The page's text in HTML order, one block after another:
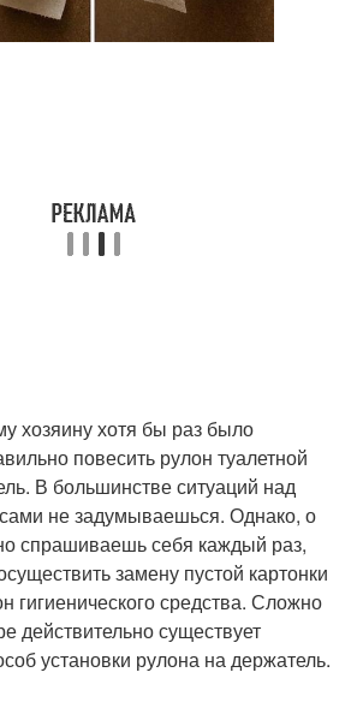
хозяину хотя бы раз было
повесить рулон туалетной
В большинстве ситуаций над
не задумываешься. Однако, о
спрашиваешь себя каждый раз,
замену пустой картонки
гигиенического средства. Сложно
действительно существует
установки рулона на держатель.